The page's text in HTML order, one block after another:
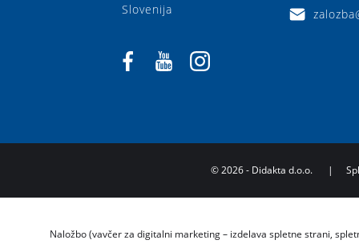
Slovenija
© 2026 - Didakta d.o.o. |
Naložbo (vavčer za digitalni marketing – izdelava spletne strani,